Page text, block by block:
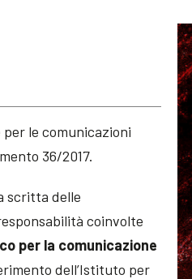
le comunicazioni
36/2017.
scritta delle
coinvolte
per la comunicazione
dell’Istituto per